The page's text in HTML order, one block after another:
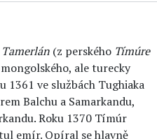
Tamerlán (z perského Tímúre
ale turecky
1361 ve službách Tughiaka
Balchu a Samarkandu,
Roku 1370 Tímúr
emír. Opíral se hlavně